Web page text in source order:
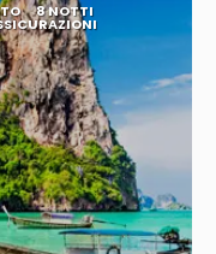
8 NOTTI